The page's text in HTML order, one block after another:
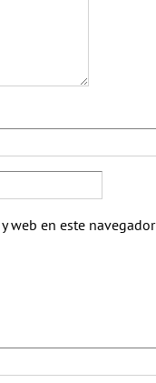
web en este navegador